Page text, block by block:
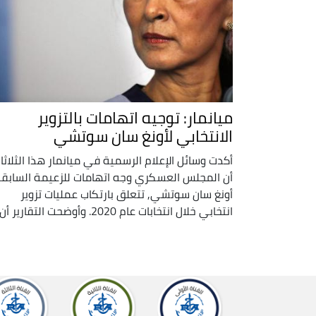
ميانمار: توجيه اتهامات بالتزوير
الانتخابي لأونغ سان سوتشي
أكدت وسائل الإعلام الرسمية في ميانمار هذا
أن المجلس العسكري وجه اتهامات للزعيمة
أونغ سان سوتشي, تتعلق بارتكاب عمليات تزوير
انتخابي خلال انتخابات عام 2020. وأوضحت التقارير أن ...